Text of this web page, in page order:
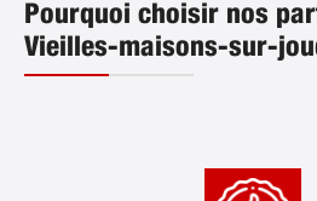
Pourquoi choisir nos
Vieilles-maisons-sur-